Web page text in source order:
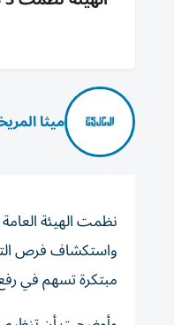
ميثا
نظمت الهيئة
واستكشاف فرص
مبتكرة تسهم في